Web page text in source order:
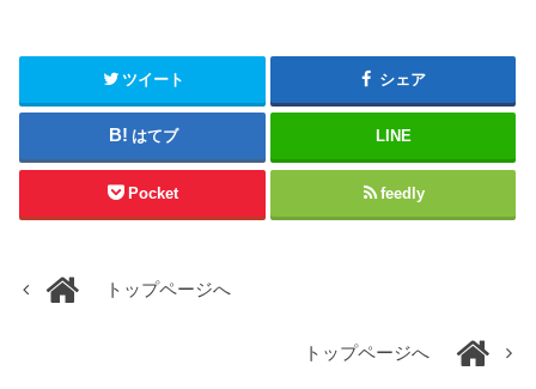
ツイート シェア
はてブ LINE
Pocket feedly
トップページへ
トップページへ